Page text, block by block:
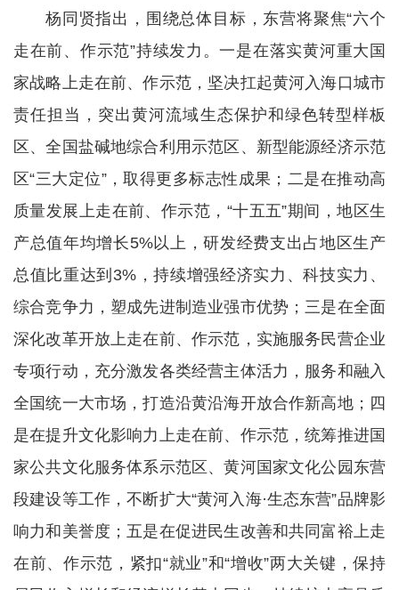
杨同贤指出，围绕总体目标，东营将聚焦“六个
走在前、作示范”持续发力。一是在落实黄河重大国
家战略上走在前、作示范，坚决扛起黄河入海口城市
责任担当，突出黄河流域生态保护和绿色转型样板
区、全国盐碱地综合利用示范区、新型能源经济示范
区“三大定位”，取得更多标志性成果；二是在推动高
质量发展上走在前、作示范，“十五五”期间，地区生
产总值年均增长5%以上，研发经费支出占地区生产
总值比重达到3%，持续增强经济实力、科技实力、
综合竞争力，塑成先进制造业强市优势；三是在全面
深化改革开放上走在前、作示范，实施服务民营企业
专项行动，充分激发各类经营主体活力，服务和融入
全国统一大市场，打造沿黄沿海开放合作新高地；四
是在提升文化影响力上走在前、作示范，统筹推进国
家公共文化服务体系示范区、黄河国家文化公园东营
段建设等工作，不断扩大“黄河入海·生态东营”品牌影
响力和美誉度；五是在促进民生改善和共同富裕上走
在前、作示范，紧扣“就业”和“增收”两大关键，保持